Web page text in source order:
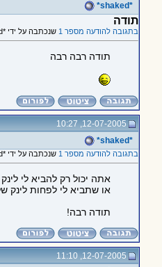
*shaked*
תודה
בתגובה להודעה מספר 1 שנכתבה על ידי *shaked* שמתחילה ב "עזרה בבקשה!"
תודה רבה רבה
12-07-2005, 10:27
*shaked*
בתגובה להודעה מספר 1
שנכתבה על ידי *shaked* שמתחילה ב "עזרה בבקשה!"
אתה יכול רק להביא לי
או שתביא לי לפחות לינק
תודה רבה!
12-07-2005, 11:10